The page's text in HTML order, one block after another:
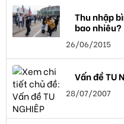
Thu nhập
bao nhiêu?
26/06/2015
Vấn đề TU
28/07/2007